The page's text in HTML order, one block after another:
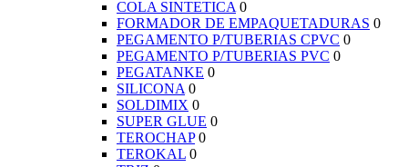
COLA SINTETICA 0
FORMADOR DE EMPAQUETADURAS 0
PEGAMENTO P/TUBERIAS CPVC 0
PEGAMENTO P/TUBERIAS PVC 0
PEGATANKE 0
SILICONA 0
SOLDIMIX 0
SUPER GLUE 0
TEROCHAP 0
TEROKAL 0